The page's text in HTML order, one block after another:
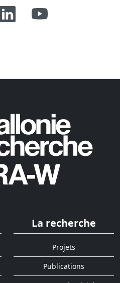
La recherche
Projets
Publications